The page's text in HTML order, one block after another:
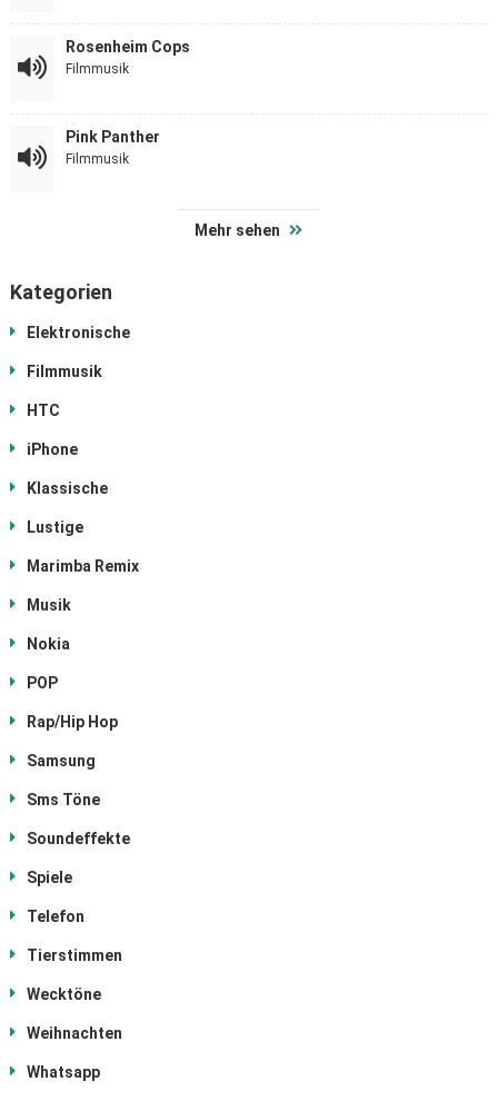
Rosenheim Cops
Filmmusik
Pink Panther
Filmmusik
Mehr sehen
Kategorien
Elektronische
Filmmusik
HTC
iPhone
Klassische
Lustige
Marimba Remix
Musik
Nokia
POP
Rap/Hip Hop
Samsung
Sms Töne
Soundeffekte
Spiele
Telefon
Tierstimmen
Wecktöne
Weihnachten
Whatsapp